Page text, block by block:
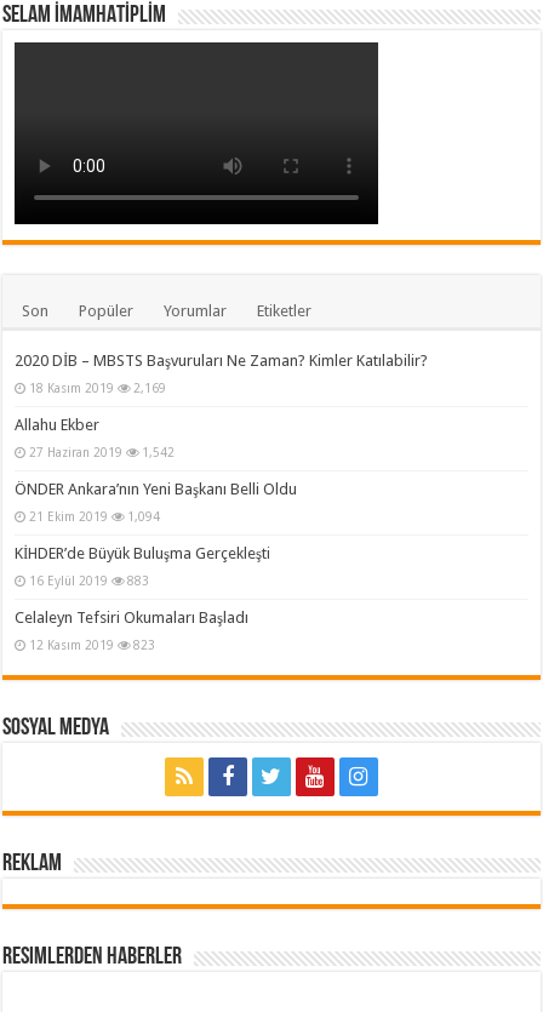
SELAM İMAMHATİPLİM
Son Popüler Yorumlar Etiketler
2020 DİB – MBSTS Başvuruları Ne Zaman? Kimler Katılabilir?
18 Kasım 2019 2,169
Allahu Ekber
27 Haziran 2019 1,542
ÖNDER Ankara’nın Yeni Başkanı Belli Oldu
21 Ekim 2019 1,094
KİHDER’de Büyük Buluşma Gerçekleşti
16 Eylül 2019 883
Celaleyn Tefsiri Okumaları Başladı
12 Kasım 2019 823
Sosyal Medya
REKLAM
Resimlerden Haberler